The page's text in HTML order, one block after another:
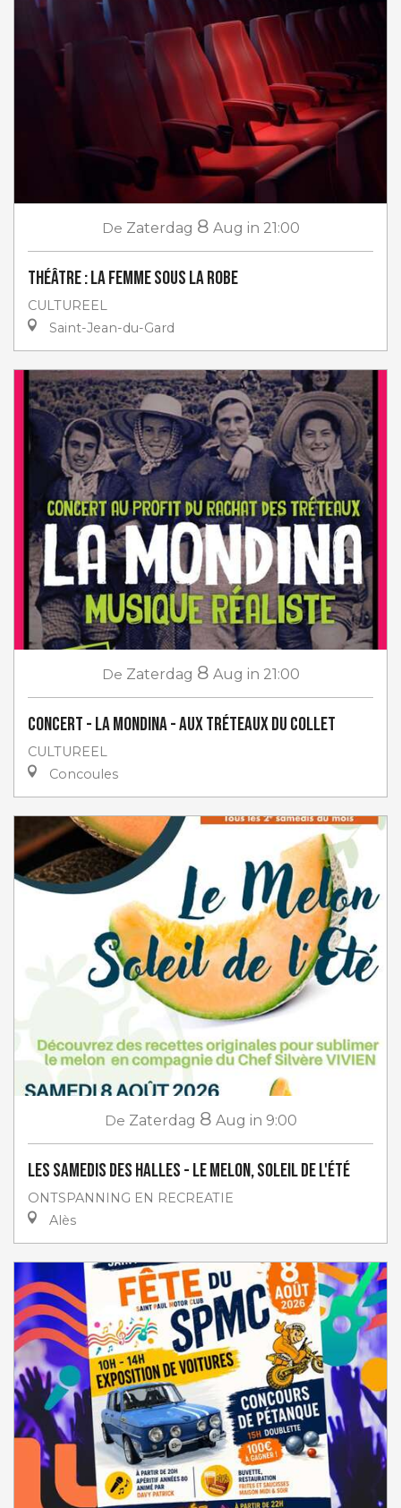
De Zaterdag 8 Aug in 21:00
Théâtre : La femme sous la robe
CULTUREEL
Saint-Jean-du-Gard
De Zaterdag 8 Aug in 21:00
Concert - La Mondina - aux Tréteaux du Collet
CULTUREEL
Concoules
De Zaterdag 8 Aug in 9:00
Les Samedis des Halles - Le melon, soleil de l'été
ONTSPANNING EN RECREATIE
Alès